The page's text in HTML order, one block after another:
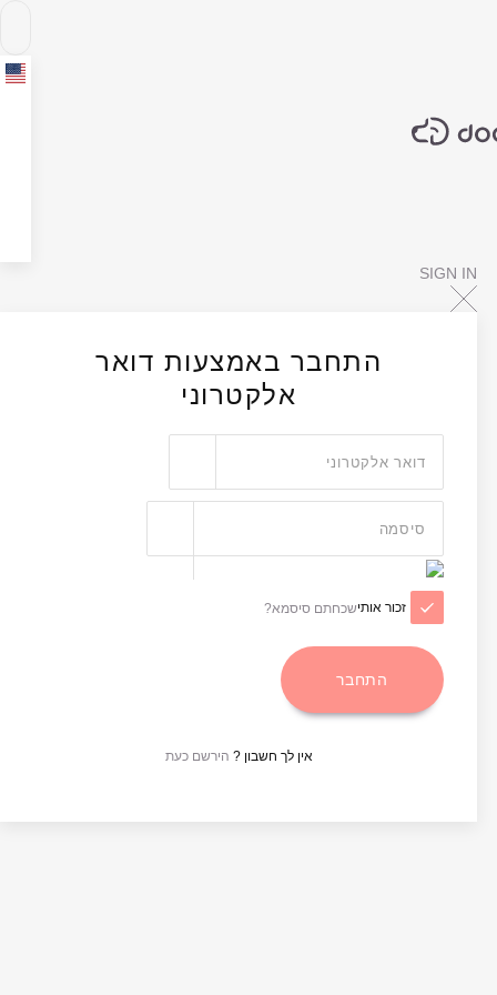
SIGN IN
התחבר באמצעות דואר
אלקטרוני
זכור אותישכחתם סיסמא?
אין לך חשבון ? הירשם כעת